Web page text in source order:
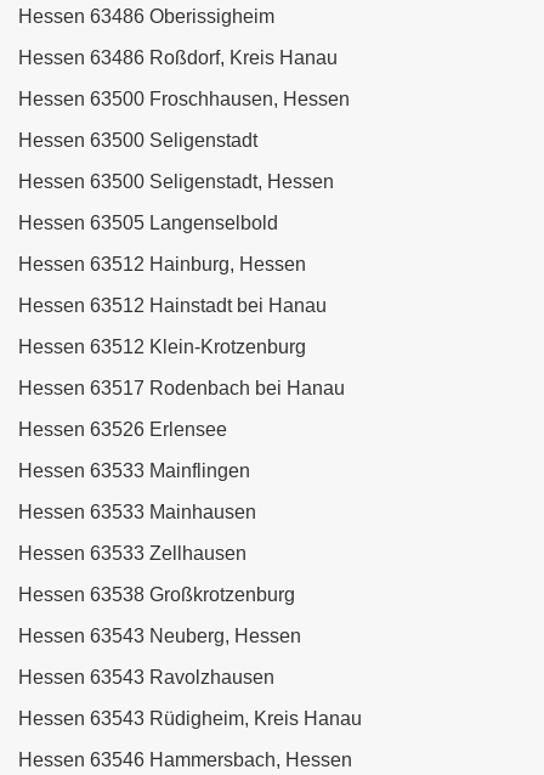
Hessen 63486 Oberissigheim
Hessen 63486 Roßdorf, Kreis Hanau
Hessen 63500 Froschhausen, Hessen
Hessen 63500 Seligenstadt
Hessen 63500 Seligenstadt, Hessen
Hessen 63505 Langenselbold
Hessen 63512 Hainburg, Hessen
Hessen 63512 Hainstadt bei Hanau
Hessen 63512 Klein-Krotzenburg
Hessen 63517 Rodenbach bei Hanau
Hessen 63526 Erlensee
Hessen 63533 Mainflingen
Hessen 63533 Mainhausen
Hessen 63533 Zellhausen
Hessen 63538 Großkrotzenburg
Hessen 63543 Neuberg, Hessen
Hessen 63543 Ravolzhausen
Hessen 63543 Rüdigheim, Kreis Hanau
Hessen 63546 Hammersbach, Hessen